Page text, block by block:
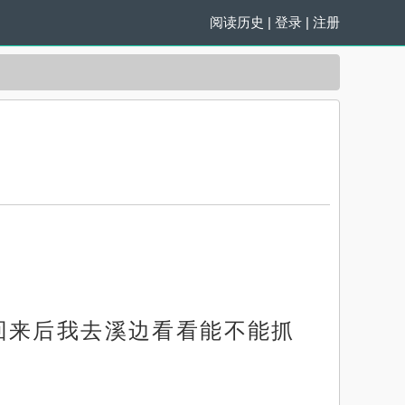
阅读历史 | 登录 | 注册
后我去溪边看看能不能抓